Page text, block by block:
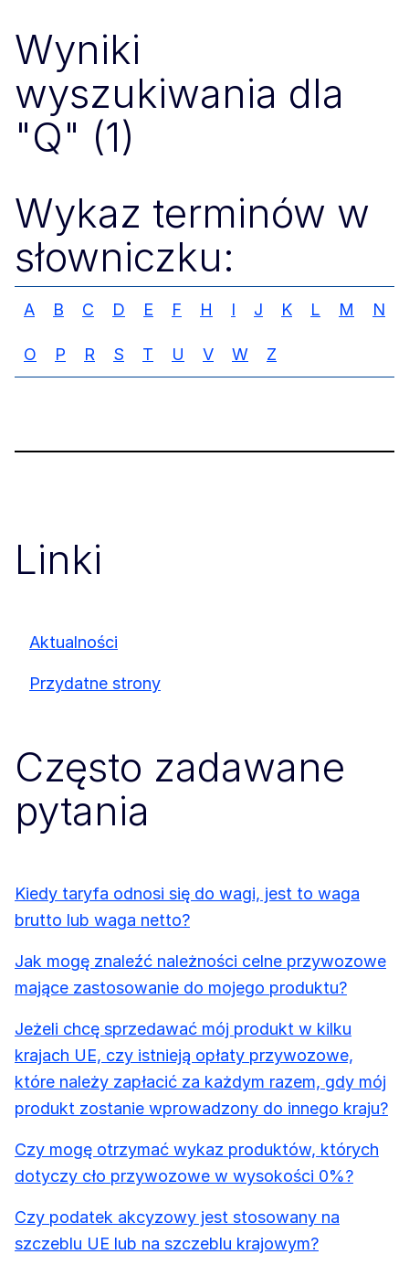
Wyniki
wyszukiwania dla
"Q" (1)
Wykaz terminów w
słowniczku:
A B C D E F H I J K L M N
O P R S T U V W Z
Linki
Aktualności
Przydatne strony
Często zadawane
pytania
Kiedy taryfa odnosi się do wagi, jest to waga
brutto lub waga netto?
Jak mogę znaleźć należności celne przywozowe
mające zastosowanie do mojego produktu?
Jeżeli chcę sprzedawać mój produkt w kilku
krajach UE, czy istnieją opłaty przywozowe,
które należy zapłacić za każdym razem, gdy mój
produkt zostanie wprowadzony do innego kraju?
Czy mogę otrzymać wykaz produktów, których
dotyczy cło przywozowe w wysokości 0%?
Czy podatek akcyzowy jest stosowany na
szczeblu UE lub na szczeblu krajowym?